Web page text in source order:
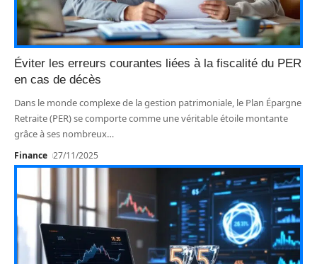
Éviter les erreurs courantes liées à la fiscalité du PER
en cas de décès
Dans le monde complexe de la gestion patrimoniale, le Plan Épargne
Retraite (PER) se comporte comme une véritable étoile montante
grâce à ses nombreux…
Finance 27/11/2025